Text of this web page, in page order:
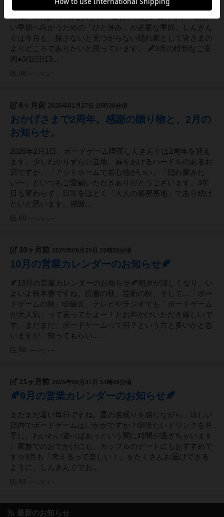
2周年という節目を越え、窓の外も少しずつ春めいてきまし
たね。3月は、大切な人との「最後」の思い出作りや、新し
い季節へ向かうための「ひと休み」が必要な季節。しんきん
ぐは今月も、探さないと見つからない隠れ家として皆さまの
よりどころでありたいと思っています。 🖋3月の特別なご案
内●3/1(日)13...
6ヶ月前 2026年01月27日 19時36分頃
おかげさまで2周年。感謝の贈り物と、2月の
お知らせ。
2026年2月1日、ボードゲーム喫茶しんきんぐは2周年を迎え
ます。少しわかりずらい立地、扉をあけるハードルのあるお
店ですが、「アットホームで居心地がいい」「隠れ家みた
い〜」といつもご愛顧いただきありがとうございます。3年
目も変わらず、日常をほどく「大人の秘密基地」であり続け
たいと思います。感謝...
10ヶ月前 2025年09月29日 15時26分頃
10月の営業カレンダーのお知らせ🍂
🍂10月の営業カレンダーのお知らせ🍂朝夕が涼しくなり、い
よいよ秋本番ですね。読書の秋、芸術の秋、そして…「ボー
ドゲームの秋」🎲最近、テレビやラジオでも「ボードゲーム
が大人気」って言ってたよー！とお声かけいただき嬉しいで
す。まだまだ、ボードゲームって何？という方と多いかと思
いますが、知ってもらい...
11ヶ月前 2025年08月31日 14時49分頃
🍂9月の営業カレンダーのお知らせ🍂
まだまだ暑い毎日ですね。夏の名残りを感じながら、涼しい
店内でボードゲームはいかがですか？🎲冷たいドリンクを片
手に、わいわい遊べばあっという間に時間が過ぎちゃいます
♩家族でのおでかけにも、カップルのデートにもおすすめで
す☺️9月も「考えるって楽しい！」をたくさんお届けできる
ように、しんきんぐでお...
最新のお知らせ